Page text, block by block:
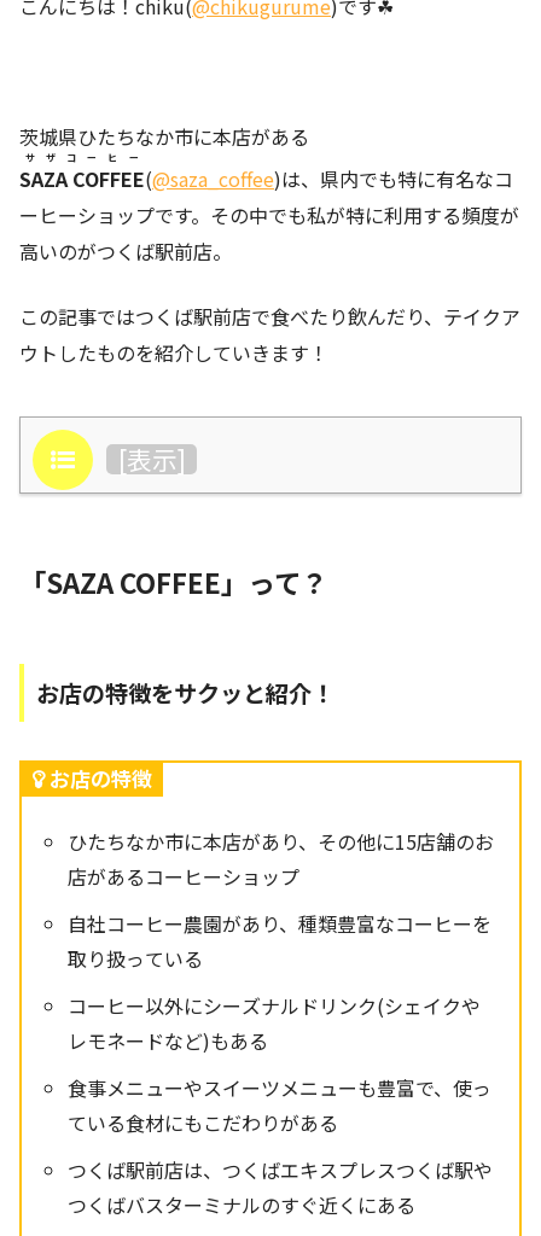
茨城県ひたちなか市に本店がある
SAZA COFFEE
サザコーヒー
(@saza_coffee)は、県内でも特に有名なコ
ーヒーショップです。その中でも私が特に利用する頻度が
高いのがつくば駅前店。
この記事ではつくば駅前店で食べたり飲んだり、テイクア
ウトしたものを紹介していきます！
目次 [表示]
「SAZA COFFEE」って？
お店の特徴をサクッと紹介！
お店の特徴
ひたちなか市に本店があり、その他に15店舗のお
店があるコーヒーショップ
自社コーヒー農園があり、種類豊富なコーヒーを
取り扱っている
コーヒー以外にシーズナルドリンク(シェイクや
レモネードなど)もある
食事メニューやスイーツメニューも豊富で、使っ
ている食材にもこだわりがある
つくば駅前店は、つくばエキスプレスつくば駅や
つくばバスターミナルのすぐ近くにある